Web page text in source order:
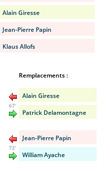
Alain Giresse
Jean-Pierre Papin
Klaus Allofs
Remplacements :
Alain Giresse
67'
Patrick Delamontagne
Jean-Pierre Papin
72'
William Ayache